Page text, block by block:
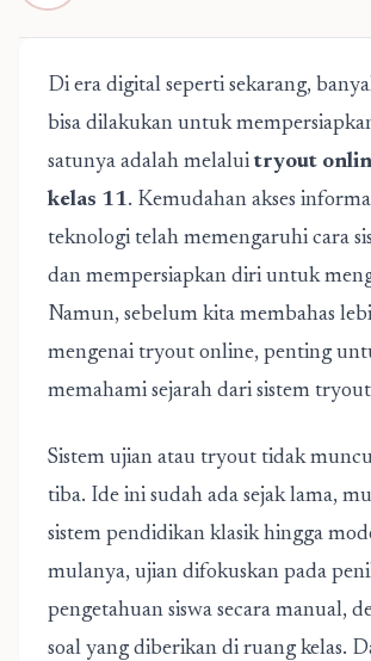
Di era digital seperti sekarang,
bisa dilakukan untuk
satunya adalah melalui tryout
kelas 11. Kemudahan akses
teknologi telah memengaruhi cara
dan mempersiapkan diri untuk
Namun, sebelum kita membahas
mengenai tryout online, penting
memahami sejarah dari sistem
Sistem ujian atau tryout tidak
tiba. Ide ini sudah ada sejak lama,
sistem pendidikan klasik hingga
mulanya, ujian difokuskan pada
pengetahuan siswa secara manual,
soal yang diberikan di ruang kelas.